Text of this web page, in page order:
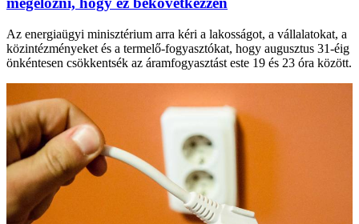
Az energiaügyi minisztérium arra kéri a lakosságot, a vállalatokat, a
közintézményeket és a termelő-fogyasztókat, hogy augusztus 31-éig
önkéntesen csökkentsék az áramfogyasztást este 19 és 23 óra között.